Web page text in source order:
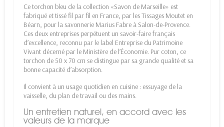
Ce torchon bleu de la collection «Savon de Marseille» est
fabriqué et tissé fil par fil en France, par les Tissages Moutet en
Béarn, pour la savonnerie Marius Fabre à Salon-de-Provence.
Ces deux entreprises perpétuent un savoir-faire français
d’excellence, reconnu par le label Entreprise du Patrimoine
Vivant décerné par le Ministère de l’Économie. Pur coton, ce
torchon de 50 x 70 cm se distingue par sa grande qualité et sa
bonne capacité d’absorption.
Il convient à un usage quotidien en cuisine : essuyage de la
vaisselle, du plan de travail ou des mains.
Un entretien naturel, en accord avec les
valeurs de la marque